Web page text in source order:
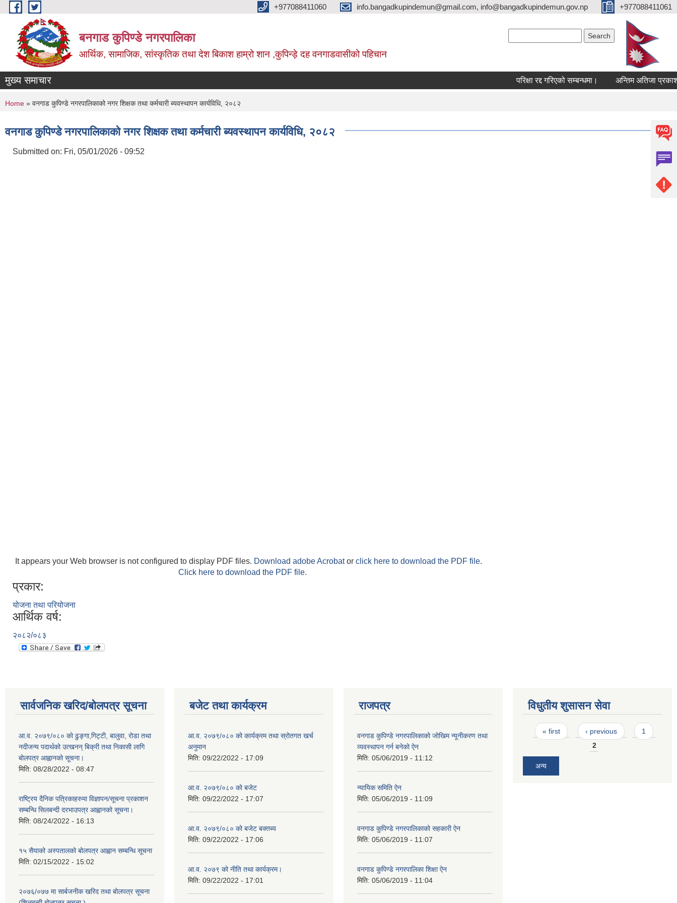
Skip to main content +977088411060 info.bangadkupindemun@gmail.com, info@bangadkupindemun.gov.np +977088411061
बनगाड कुपिण्डे नगरपालिका
आर्थिक, सामाजिक, सांस्कृतिक तथा देश बिकाश हाम्रो शान ,कुपिन्ड़े दह वनगाडवासीको पहिचान
मुख्य समाचार परिक्षा रद्द गरिएको सम्बन्धमा। अन्तिम अतिजा प्रकाशन
You are here
Home » वनगाड कुपिण्डे नगरपालिकाको नगर शिक्षक तथा कर्मचारी ब्यवस्थापन कार्यविधि, २०८२
वनगाड कुपिण्डे नगरपालिकाको नगर शिक्षक तथा कर्मचारी ब्यवस्थापन कार्यविधि, २०८२
Submitted on: Fri, 05/01/2026 - 09:52
It appears your Web browser is not configured to display PDF files. Download adobe Acrobator click here to download the PDF file.
Click here to download the PDF file.
प्रकार:
योजना तथा परियोजना
आर्थिक वर्ष:
२०८२/०८३
सार्वजनिक खरिद/बोलपत्र सूचना
आ.व. २०७९/०८० को ढुङ्गा,गिट्टी, बालुवा, रोडा तथा
नदीजन्य पदार्थको उत्खनन् बिक्री तथा निकासी लागि
बोलपत्र आह्वानको सूचना।
मिति: 08/28/2022 - 08:47
राष्ट्रिय दैनिक पत्रिकाहरुमा विज्ञापन/सूचना प्रकाशन
सम्बन्धि सिलबन्दी दरभाउपत्र आह्वानको सूचना।
मिति: 08/24/2022 - 16:13
१५ सैयाको अस्पतालको बोलपत्र आह्वान सम्बन्धि सूचना
मिति: 02/15/2022 - 15:02
२०७६/०७७ मा सार्बजनीक खरिद तथा बोलपत्र सूचना
बजेट तथा कार्यक्रम
आ.व. २०७९/०८० को कार्यक्रम तथा स्रोतगत खर्च
अनुमान
मिति: 09/22/2022 - 17:09
आ.व. २०७९/०८० को बजेट
मिति: 09/22/2022 - 17:07
आ.व. २०७९/०८० को बजेट बक्तब्य
मिति: 09/22/2022 - 17:06
आ.व. २०७९ को नीति तथा कार्यक्रम।
मिति: 09/22/2022 - 17:01
राजपत्र
वनगाड कुपिण्डे नगरपालिकाको जोखिम न्यूनीकरण तथा
व्यवस्थापन गर्न बनेको ऐन
मिति: 05/06/2019 - 11:12
न्यायिक समिति ऐन
मिति: 05/06/2019 - 11:09
वनगाड कुपिण्डे नगरपालिकाको सहकारी ऐन
मिति: 05/06/2019 - 11:07
वनगाड कुपिण्डे नगरपालिका शिक्षा ऐन
मिति: 05/06/2019 - 11:04
विधुतीय शुसासन सेवा
Pages
« first ‹ previous
1
2
अन्य